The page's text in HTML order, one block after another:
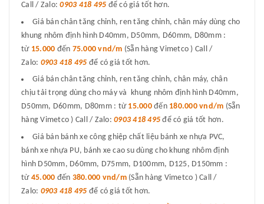
Call / Zalo:0903 418 495 để có giá tốt hơn.
Giá bán chân tăng chỉnh, ren tăng chỉnh, chân máy dùng cho
khung nhôm định hình D40mm, D50mm, D60mm, D80mm :
từ 15.000 đến 75.000 vnd/m (Sẵn hàng Vimetco ) Call /
Zalo: 0903 418 495 để có giá tốt hơn.
Giá bán chân tăng chỉnh, ren tăng chỉnh, chân máy, chân
chịu tải trọng dùng cho máy và khung nhôm định hình D40mm,
D50mm, D60mm, D80mm : từ 15.000đến 180.000 vnd/m (Sẵn
hàng Vimetco ) Call / Zalo: 0903 418 495 để có giá tốt hơn.
Giá bán bánh xe công ghiệp chất liệu bánh xe nhựa PVC,
bánh xe nhựa PU, bánh xe cao su dùng cho khung nhôm định
hình D50mm, D60mm, D75mm, D100mm, D125, D150mm :
từ 45.000 đến 380.000 vnd/m(Sẵn hàng Vimetco ) Call /
Zalo: 0903 418 495 để có giá tốt hơn.